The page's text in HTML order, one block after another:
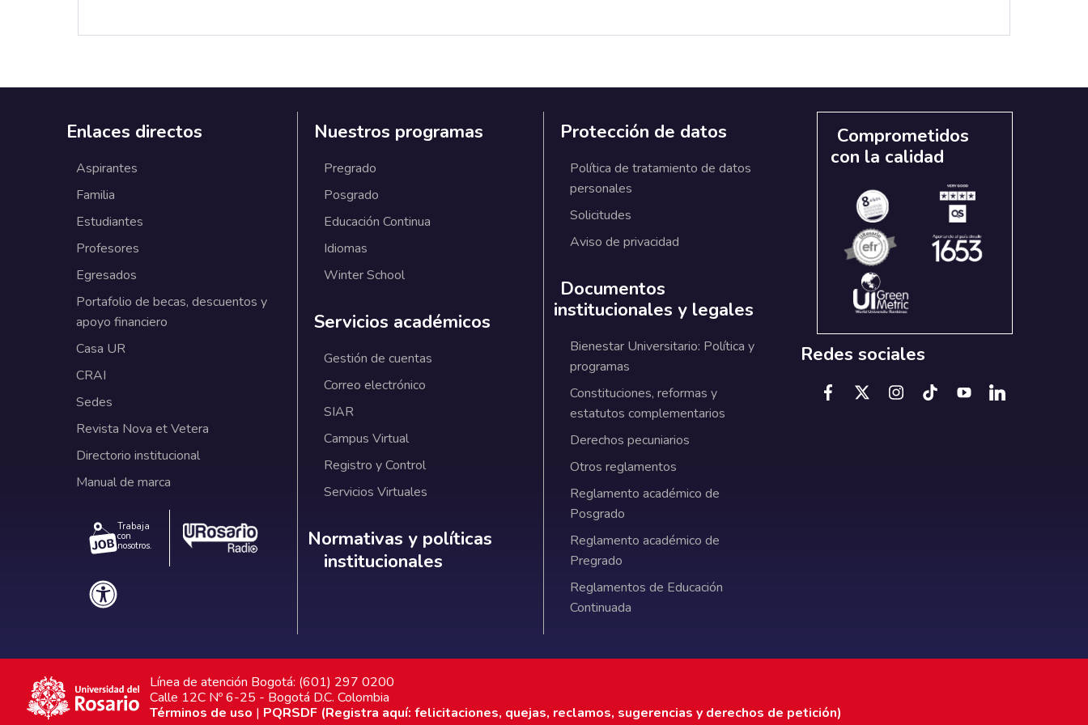
Enlaces directos
Aspirantes
Familia
Estudiantes
Profesores
Egresados
Portafolio de becas, descuentos y
apoyo financiero
Casa UR
CRAI
Sedes
Revista Nova et Vetera
Directorio institucional
Manual de marca
Trabaja
con
nosotros.
Nuestros programas
Pregrado
Posgrado
Educación Continua
Idiomas
Winter School
Servicios académicos
Gestión de cuentas
Correo electrónico
SIAR
Campus Virtual
Registro y Control
Servicios Virtuales
Normativas y políticas institucionales
Normativas y políticas
institucionales
Protección de datos
Política de tratamiento de datos
personales
Solicitudes
Aviso de privacidad
Documentos
institucionales y legales
Bienestar Universitario: Política y
programas
Constituciones, reformas y
estatutos complementarios
Derechos pecuniarios
Otros reglamentos
Reglamento académico de
Posgrado
Reglamento académico de
Pregrado
Reglamentos de Educación
Continuada
Comprometidos
con la calidad
Redes sociales
Línea de atención Bogotá: (601) 297 0200
Calle 12C Nº 6-25 - Bogotá D.C. Colombia
Términos de uso | PQRSDF (Registra aquí: felicitaciones, quejas, reclamos, sugerencias y derechos de petición)